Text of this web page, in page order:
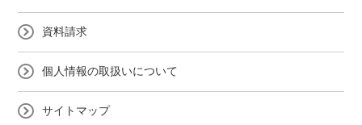
資料請求
個人情報の取扱いについて
サイトマップ